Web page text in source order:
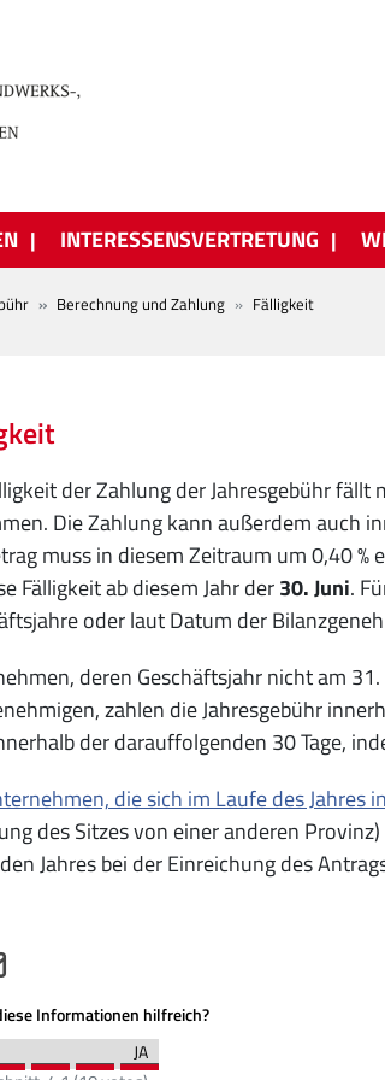
INTERESSENSVERTRETUNG
Berechnung und Zahlung Fälligkeit
der Zahlung der Jahresgebühr
Die Zahlung kann außerdem auch
muss in diesem Zeitraum um 0,40
Fälligkeit ab diesem Jahr der30. Juni.
oder laut Datum der
deren Geschäftsjahr nicht am
zahlen die Jahresgebühr
der darauffolgenden 30 Tage,
die sich im Laufe des Jahres
des Sitzes von einer anderen
Jahres bei der Einreichung des
Informationen hilfreich?